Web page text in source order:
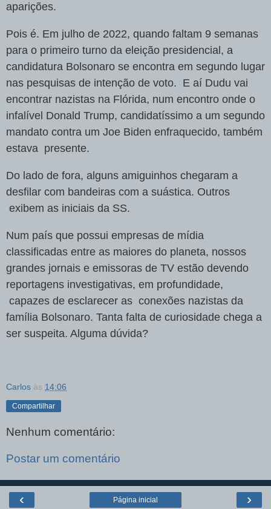
aparições.
Pois é. Em julho de 2022, quando faltam 9 semanas
para o primeiro turno da eleição presidencial, a
candidatura Bolsonaro se encontra em segundo lugar
nas pesquisas de intenção de voto. E aí Dudu vai
encontrar nazistas na Flórida, num encontro onde o
infalível Donald Trump, candidatíssimo a um segundo
mandato contra um Joe Biden enfraquecido, também
estava presente.
Do lado de fora, alguns amiguinhos chegaram a
desfilar com bandeiras com a suástica. Outros
exibem as iniciais da SS.
Num país que possui empresas de mídia
classificadas entre as maiores do planeta, nossos
grandes jornais e emissoras de TV estão devendo
reportagens investigativas, em profundidade,
capazes de esclarecer as conexões nazistas da
família Bolsonaro. Tanta falta de curiosidade chega a
ser suspeita. Alguma dúvida?
Carlos às 14:06
Compartilhar
Nenhum comentário:
Postar um comentário
‹ ›
Página inicial